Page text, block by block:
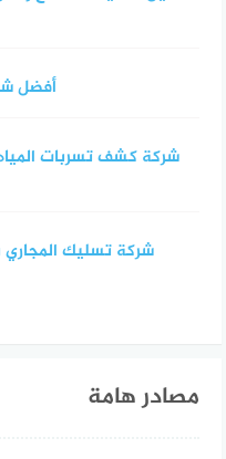
أفضل
شركة كشف تسربات
شركة تسليك
مصادر هامة